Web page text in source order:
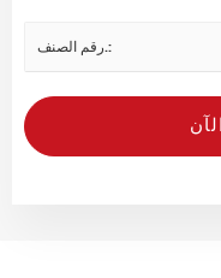
رقم الصنف.: